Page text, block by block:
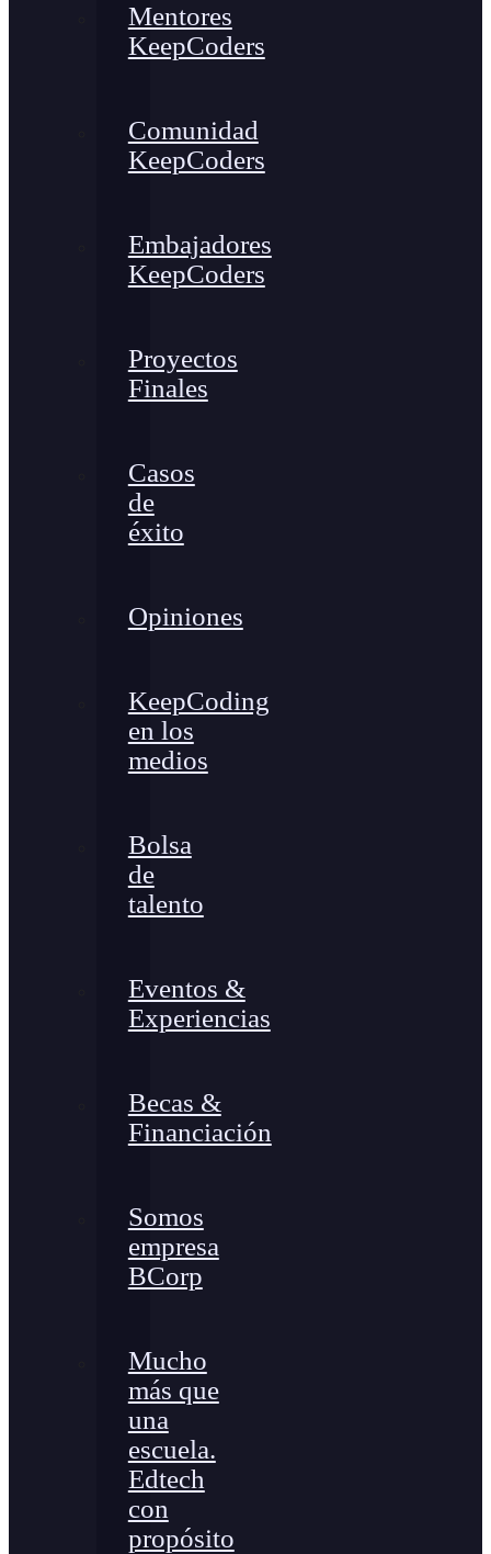
Mentores
KeepCoders
Comunidad
KeepCoders
Embajadores
KeepCoders
Proyectos
Finales
Casos
de
éxito
Opiniones
KeepCoding
en los
medios
Bolsa
de
talento
Eventos &
Experiencias
Becas &
Financiación
Somos
empresa
BCorp
Mucho
más que
una
escuela.
Edtech
con
propósito